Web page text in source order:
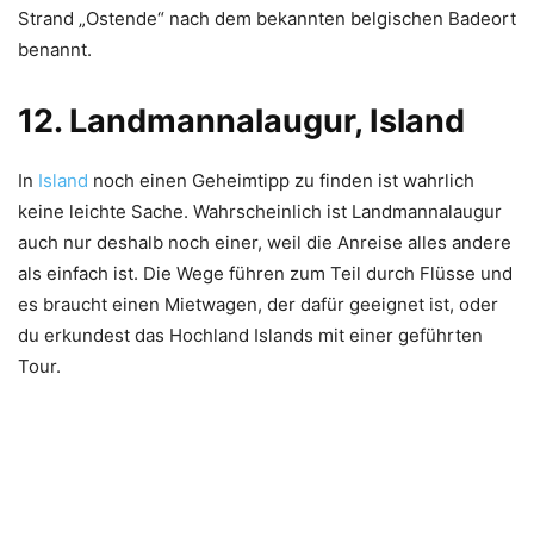
Strand „Ostende“ nach dem bekannten belgischen Badeort
benannt.
12. Landmannalaugur, Island
In Island noch einen Geheimtipp zu finden ist wahrlich
keine leichte Sache. Wahrscheinlich ist Landmannalaugur
auch nur deshalb noch einer, weil die Anreise alles andere
als einfach ist. Die Wege führen zum Teil durch Flüsse und
es braucht einen Mietwagen, der dafür geeignet ist, oder
du erkundest das Hochland Islands mit einer geführten
Tour.